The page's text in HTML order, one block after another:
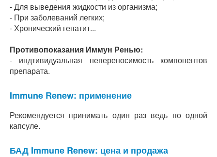
- Для выведения жидкости из организма;
- При заболеваний легких;
- Хронический гепатит...
Противопоказания Иммун Ренью:
- индтивидуальная непереносимость компонентов
препарата.
Immune Renew: применение
Рекомендуется принимать один раз ведь по одной
капсуле.
БАД Immune Renew: цена и продажа